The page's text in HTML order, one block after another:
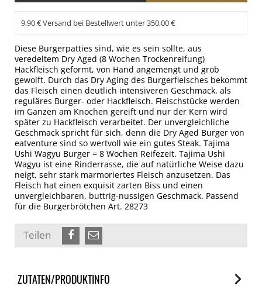
9,90 € Versand bei Bestellwert unter 350,00 €
Diese Burgerpatties sind, wie es sein sollte, aus
veredeltem Dry Aged (8 Wochen Trockenreifung)
Hackfleisch geformt, von Hand angemengt und grob
gewolft. Durch das Dry Aging des Burgerfleisches bekommt
das Fleisch einen deutlich intensiveren Geschmack, als
reguläres Burger- oder Hackfleisch. Fleischstücke werden
im Ganzen am Knochen gereift und nur der Kern wird
später zu Hackfleisch verarbeitet. Der unvergleichliche
Geschmack spricht für sich, denn die Dry Aged Burger von
eatventure sind so wertvoll wie ein gutes Steak. Tajima
Ushi Wagyu Burger = 8 Wochen Reifezeit. Tajima Ushi
Wagyu ist eine Rinderrasse, die auf natürliche Weise dazu
neigt, sehr stark marmoriertes Fleisch anzusetzen. Das
Fleisch hat einen exquisit zarten Biss und einen
unvergleichbaren, buttrig-nussigen Geschmack. Passend
für die Burgerbrötchen Art. 28273
Teilen
ZUTATEN/PRODUKTINFO